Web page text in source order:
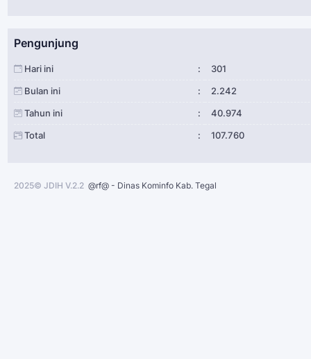
Pengunjung
Hari ini : 301
Bulan ini : 2.242
Tahun ini : 40.974
Total : 107.760
2025© JDIH V.2.2 @rf@ - Dinas Kominfo Kab. Tegal